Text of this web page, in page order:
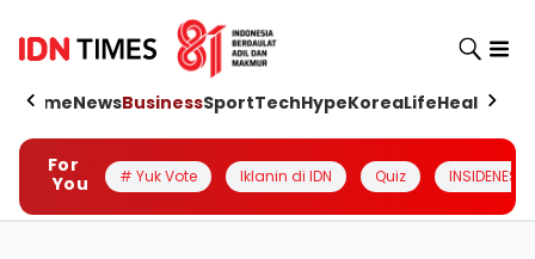
HomeNewsBusinessSportTechHypeKoreaLifeHealth
For
You
# Yuk Vote Iklanin di IDN Quiz INSIDENESIA